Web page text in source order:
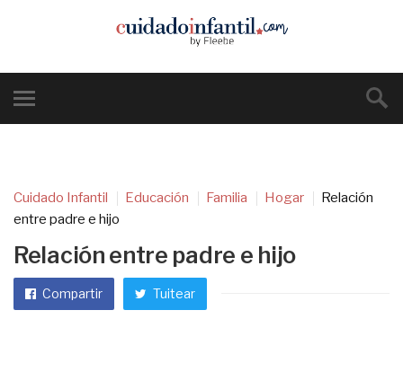
Cuidado Infantil Educación Familia Hogar
Relación
entre padre e hijo
Relación entre padre e hijo
Compartir Tuitear